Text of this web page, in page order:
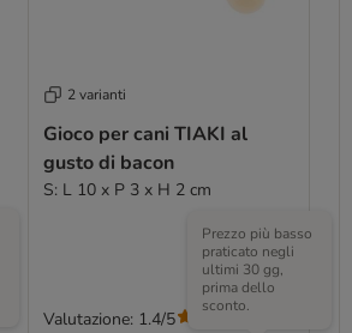
2 varianti
Gioco per cani TIAKI al
gusto di bacon
S: L 10 x P 3 x H 2 cm
Prezzo più basso
praticato negli
ultimi 30 gg,
prima dello
sconto.
Valutazione: 1.4/5